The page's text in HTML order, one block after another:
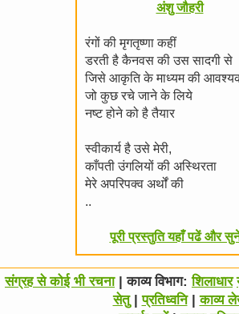
अंशु जौहरी
रंगों की मृगतृष्णा कहीं
डरती है कैनवस की उस सादगी से
जिसे आकृति के माध्यम की
जो कुछ रचे जाने के लिये
नष्ट होने को है तैयार
स्वीकार्य है उसे मेरी,
काँपती उंगलियों की अस्थिरता
मेरे अपरिपक्व अर्थों की
..
पूरी प्रस्तुति यहाँ पढें और
संग्रह से कोई भी रचना| काव्य विभाग:शिलाधार
सेतु|प्रतिध्वनि|काव्य